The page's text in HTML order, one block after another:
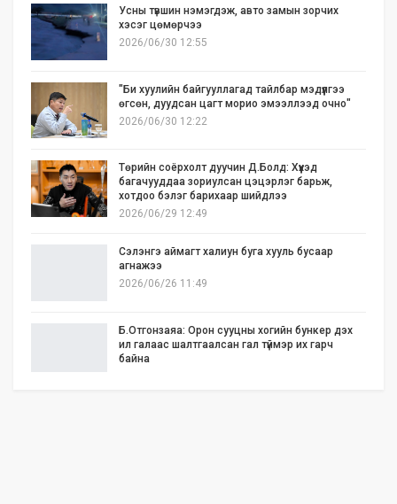
Усны түвшин нэмэгдэж, авто замын зорчих
хэсэг цөмөрчээ
2026/06/30 12:55
"Би хуулийн байгууллагад тайлбар мэдүүлгээ
өгсөн, дуудсан цагт морио эмээллээд очно"
2026/06/30 12:22
Төрийн соёрхолт дуучин Д.Болд: Хүүхэд
багачууддаа зориулсан цэцэрлэг барьж,
хотдоо бэлэг барихаар шийдлээ
2026/06/29 12:49
Сэлэнгэ аймагт халиун буга хууль бусаар
агнажээ
2026/06/26 11:49
Б.Отгонзаяа: Орон сууцны хогийн бункер дэх
ил галаас шалтгаалсан гал түймэр их гарч
байна